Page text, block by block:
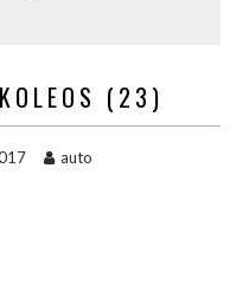
(23)
auto